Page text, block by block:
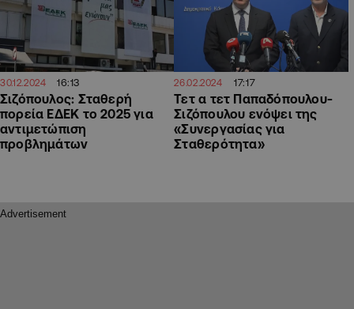
30.12.2024 16:13
Σιζόπουλος: Σταθερή
πορεία ΕΔΕΚ το 2025 για
αντιμετώπιση
προβλημάτων
26.02.2024 17:17
Τετ α τετ Παπαδόπουλου-
Σιζόπουλου ενόψει της
«Συνεργασίας για
Σταθερότητα»